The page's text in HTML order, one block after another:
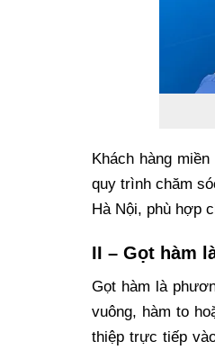
Khách hàng
quy trình chăm
Hà Nội, phù hợp
II – Gọt hàm
Gọt hàm là
vuông, hàm to
thiệp trực tiếp